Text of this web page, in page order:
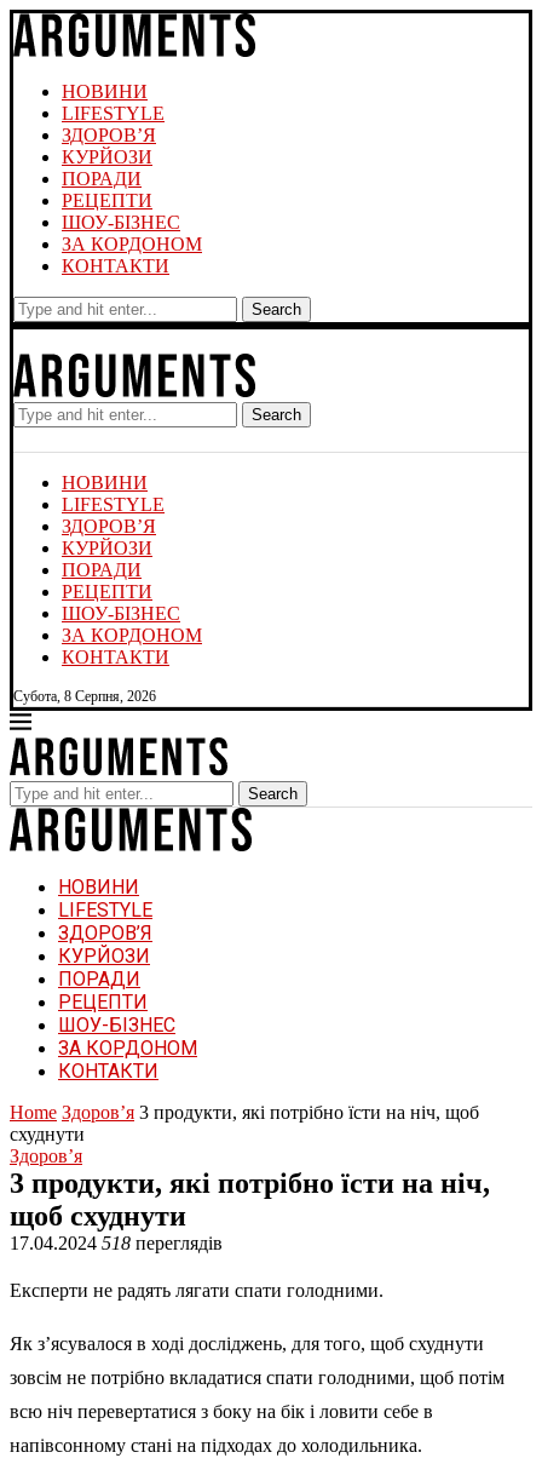
НОВИНИ
LIFESTYLE
ЗДОРОВ’Я
КУРЙОЗИ
ПОРАДИ
РЕЦЕПТИ
ШОУ-БІЗНЕС
ЗА КОРДОНОМ
КОНТАКТИ
Search
Search
НОВИНИ
LIFESTYLE
ЗДОРОВ’Я
КУРЙОЗИ
ПОРАДИ
РЕЦЕПТИ
ШОУ-БІЗНЕС
ЗА КОРДОНОМ
КОНТАКТИ
Субота, 8 Серпня, 2026
Search
НОВИНИ
LIFESTYLE
ЗДОРОВ’Я
КУРЙОЗИ
ПОРАДИ
РЕЦЕПТИ
ШОУ-БІЗНЕС
ЗА КОРДОНОМ
КОНТАКТИ
Home Здоров’я 3 продукти, які потрібно їсти на ніч, щоб
схуднути
Здоров’я
3 продукти, які потрібно їсти на ніч,
щоб схуднути
17.04.2024 518 переглядів
Експерти не радять лягати спати голодними.
Як з’ясувалося в ході досліджень, для того, щоб схуднути
зовсім не потрібно вкладатися спати голодними, щоб потім
всю ніч перевертатися з боку на бік і ловити себе в
напівсонному стані на підходах до холодильника.